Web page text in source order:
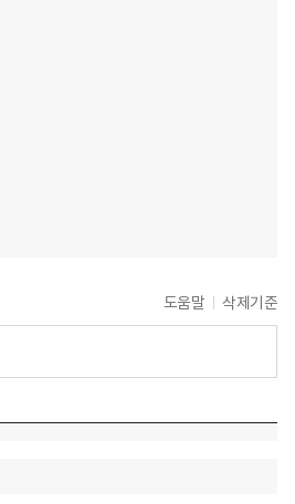
도움말 삭제기준